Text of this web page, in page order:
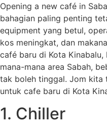
Opening a new café in
bahagian paling penting
equipment yang betul,
kos meningkat, dan
café baru di Kota Kinabalu,
mana-mana area Sabah,
tak boleh tinggal. Jom kita
untuk cafe baru di Kota
1. Chiller